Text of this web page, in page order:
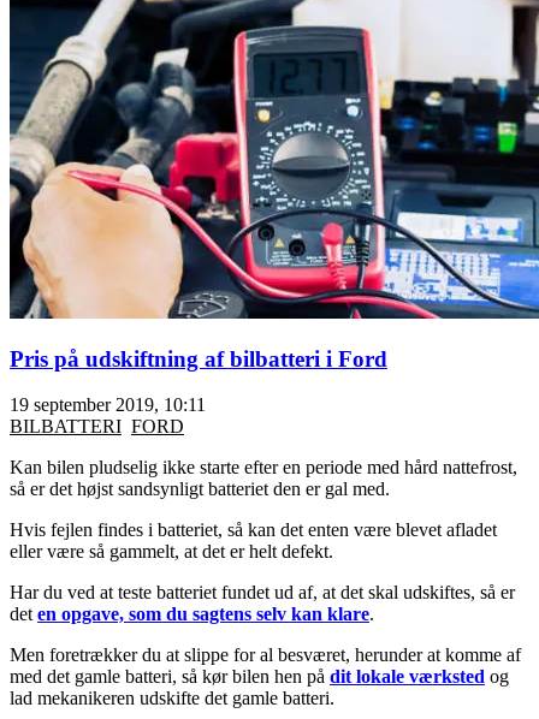
Pris på udskiftning af bilbatteri i Ford
19 september 2019, 10:11
BILBATTERI FORD
Kan bilen pludselig ikke starte efter en periode med hård nattefrost,
så er det højst sandsynligt batteriet den er gal med.
Hvis fejlen findes i batteriet, så kan det enten være blevet afladet
eller være så gammelt, at det er helt defekt.
Har du ved at teste batteriet fundet ud af, at det skal udskiftes, så er
deten opgave, som du sagtens selv kan klare.
Men foretrækker du at slippe for al besværet, herunder at komme af
med det gamle batteri, så kør bilen hen på dit lokale værksted og
lad mekanikeren udskifte det gamle batteri.